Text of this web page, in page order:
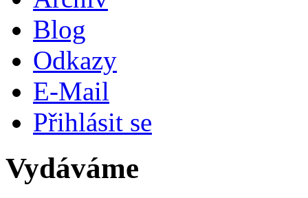
Blog
Odkazy
E-Mail
Přihlásit se
Vydáváme